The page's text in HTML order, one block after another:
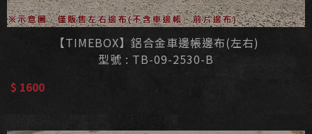
【TIMEBOX】鋁合金車邊帳邊布(左右)
型號 : TB-09-2530-B
$ 1600